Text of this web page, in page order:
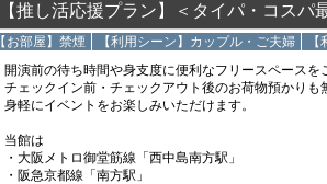
【推し活応援プラン】＜タイパ・コス
【お部屋】禁煙 【利用シーン】カップル・ご夫婦
開演前の待ち時間や身支度に便利なフリースペースを
チェックイン前・チェックアウト後のお荷物預かりも
身軽にイベントをお楽しみいただけます。
当館は
・大阪メトロ御堂筋線「西中島南方駅」
・阪急京都線「南方駅」